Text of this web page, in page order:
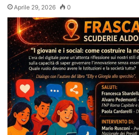
Aprile 29, 2026 0